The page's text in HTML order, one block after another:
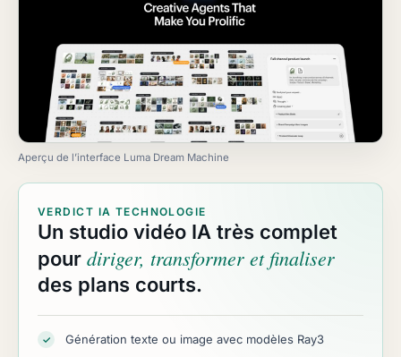
Aperçu de l’interface Luma Dream Machine
VERDICT IA TECHNOLOGIE
Un studio vidéo IA très complet
pour diriger, transformer et finaliser
des plans courts.
✓ Génération texte ou image avec modèles Ray3